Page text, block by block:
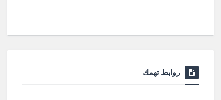
روابط تهمك